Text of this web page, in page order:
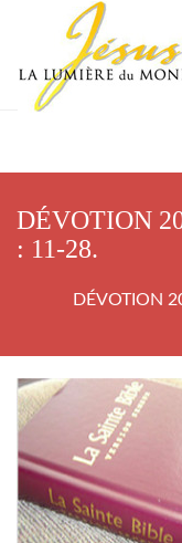
DÉVOTION
: 11-28.
DÉVOTION